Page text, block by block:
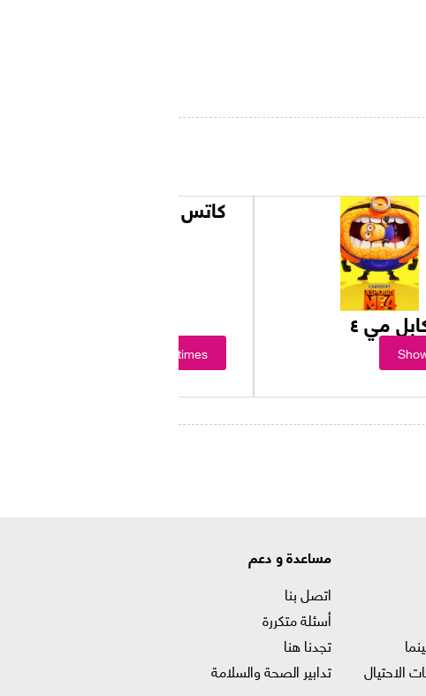
مي ٤
كاتس & دوغز
Showtimes
الاحتيال
مساعدة و دعم
اتصل بنا
أسئلة متكررة
تجدنا هنا
تدابير الصحة والسلامة